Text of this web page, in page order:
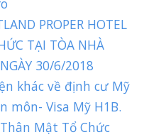
PROPER HOTEL
TẠI TÒA NHÀ
30/6/2018
khác về định cư Mỹ
môn- Visa Mỹ H1B.
Mật Tổ Chức